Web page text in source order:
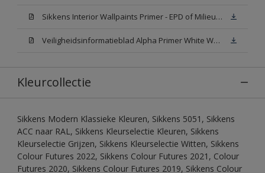
Sikkens Interior Wallpaints Primer - EPD of Milieuproductverklaring
Veiligheidsinformatieblad Alpha Primer White W05 (MSDS)
Kleurcollectie
Sikkens Modern Klassieke Kleuren, Sikkens 5051, Sikkens
ACC naar RAL, Sikkens Kleurselectie Kleuren, Sikkens
Kleurselectie Grijzen, Sikkens Kleurselectie Witten, Sikkens
Colour Futures 2022, Sikkens Colour Futures 2021, Colour
Futures 2020, Sikkens Colour Futures 2019, Sikkens Colour